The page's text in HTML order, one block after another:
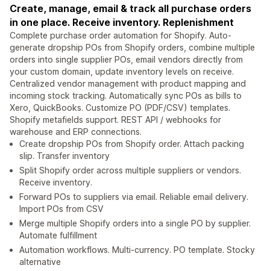
Create, manage, email & track all purchase orders
in one place. Receive inventory. Replenishment
Complete purchase order automation for Shopify. Auto-
generate dropship POs from Shopify orders, combine multiple
orders into single supplier POs, email vendors directly from
your custom domain, update inventory levels on receive.
Centralized vendor management with product mapping and
incoming stock tracking. Automatically sync POs as bills to
Xero, QuickBooks. Customize PO (PDF/CSV) templates.
Shopify metafields support. REST API / webhooks for
warehouse and ERP connections.
Create dropship POs from Shopify order. Attach packing
slip. Transfer inventory
Split Shopify order across multiple suppliers or vendors.
Receive inventory.
Forward POs to suppliers via email. Reliable email delivery.
Import POs from CSV
Merge multiple Shopify orders into a single PO by supplier.
Automate fulfillment
Automation workflows. Multi-currency. PO template. Stocky
alternative